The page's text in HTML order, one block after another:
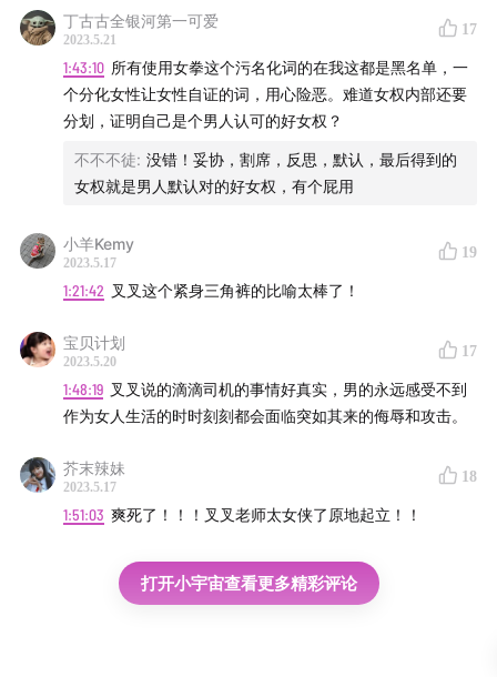
丁古古全银河第一可爱
2023.5.21
17
1:43:10 所有使用女拳这个污名化词的在我这都是黑名单，一
个分化女性让女性自证的词，用心险恶。难道女权内部还要
分划，证明自己是个男人认可的好女权？
不不不徒: 没错！妥协，割席，反思，默认，最后得到的
女权就是男人默认对的好女权，有个屁用
小羊Kemy
2023.5.17
19
1:21:42 叉叉这个紧身三角裤的比喻太棒了！
宝贝计划
2023.5.20
17
1:48:19 叉叉说的滴滴司机的事情好真实，男的永远感受不到
作为女人生活的时时刻刻都会面临突如其来的侮辱和攻击。
芥末辣妹
2023.5.17
18
1:51:03 爽死了！！！叉叉老师太女侠了原地起立！！
打开小宇宙查看更多精彩评论